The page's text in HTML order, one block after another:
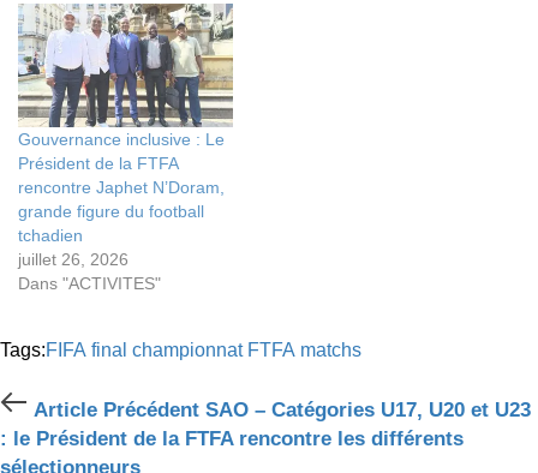
Gouvernance inclusive : Le
Président de la FTFA
rencontre Japhet N’Doram,
grande figure du football
tchadien
juillet 26, 2026
Dans "ACTIVITES"
Tags:FIFA final championnat FTFA matchs
Article
Précédent
Article Précédent SAO – Catégories U17, U20 et U23
: le Président de la FTFA rencontre les différents
sélectionneurs